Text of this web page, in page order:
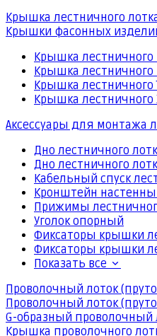
Крышка лестничного
Крышки фасонных
Крышка лестничного
Крышка лестничного
Крышка лестничного
Крышка лестничного
Аксессуары для монтажа
Дно лестничного
Дно лестничного
Кабельный спуск
Кронштейн
Прижимы
Уголок опорный
Фиксаторы крышки
Фиксаторы крышки
Показать все
Проволочный лоток
Проволочный лоток
G-образный проволочный
Крышка проволочного